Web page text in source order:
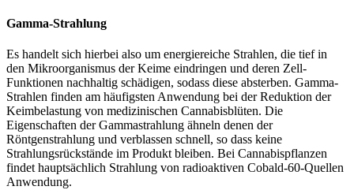
Gamma-Strahlung
Es handelt sich hierbei also um energiereiche Strahlen, die tief in
den Mikroorganismus der Keime eindringen und deren Zell-
Funktionen nachhaltig schädigen, sodass diese absterben. Gamma-
Strahlen finden am häufigsten Anwendung bei der Reduktion der
Keimbelastung von medizinischen Cannabisblüten. Die
Eigenschaften der Gammastrahlung ähneln denen der
Röntgenstrahlung und verblassen schnell, so dass keine
Strahlungsrückstände im Produkt bleiben. Bei Cannabispflanzen
findet hauptsächlich Strahlung von radioaktiven Cobald-60-Quellen
Anwendung.